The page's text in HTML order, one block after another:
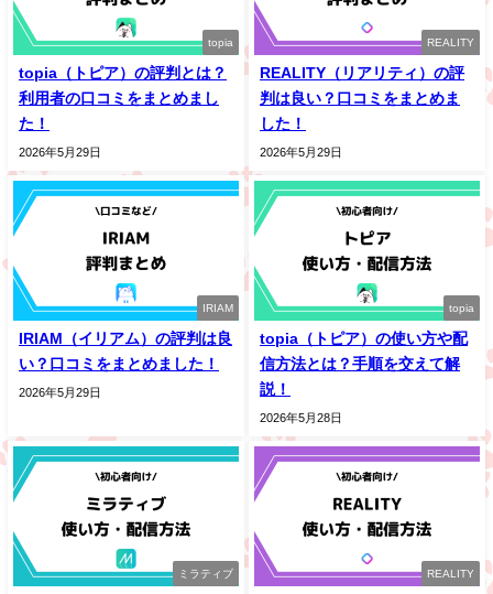
topia
topia（トピア）の評判とは？
利用者の口コミをまとめまし
た！
2026年5月29日
REALITY
REALITY（リアリティ）の評
判は良い？口コミをまとめま
した！
2026年5月29日
IRIAM
IRIAM（イリアム）の評判は良
い？口コミをまとめました！
2026年5月29日
topia
topia（トピア）の使い方や配
信方法とは？手順を交えて解
説！
2026年5月28日
ミラティブ REALITY